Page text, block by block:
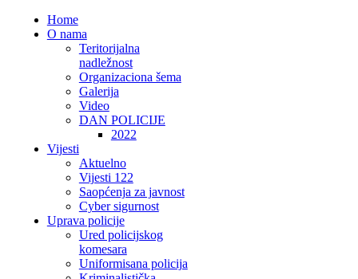
Home
O nama
Teritorijalna
nadležnost
Organizaciona šema
Galerija
Video
DAN POLICIJE
2022
Vijesti
Aktuelno
Vijesti 122
Saopćenja za javnost
Cyber sigurnost
Uprava policije
Ured policijskog
komesara
Uniformisana policija